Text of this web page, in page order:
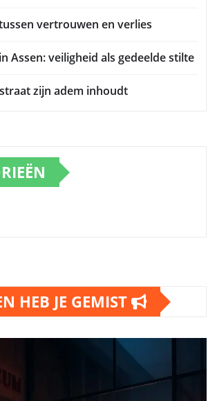
vertrouwen en verlies
Assen: veiligheid als gedeelde stilte
zijn adem inhoudt
HEB JE GEMIST